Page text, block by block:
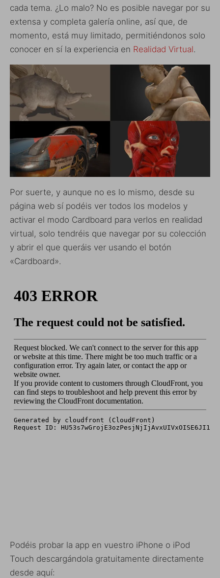
cada tema. ¿Lo malo? No es posible navegar por su
extensa y completa galería online, así que, de
momento, está muy limitado, permitiéndonos solo
conocer en sí la experiencia en Realidad Virtual.
Por suerte, y aunque no es lo mismo, desde su
página web sí podéis ver todos los modelos y
activar el modo Cardboard para verlos en realidad
virtual, solo tendréis que navegar por su colección
y abrir el que queráis ver usando el botón
«Cardboard».
Podéis probar la app en vuestro iPhone o iPod
Touch descargándola gratuitamente directamente
desde aquí: